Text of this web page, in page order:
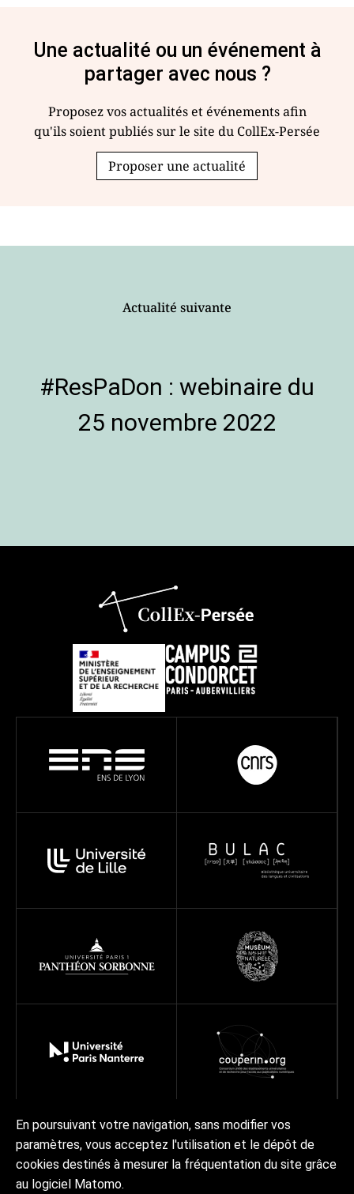
Une actualité ou un événement à
partager avec nous ?
Proposez vos actualités et événements afin
qu'ils soient publiés sur le site du CollEx-Persée
Proposer une actualité
Actualité suivante
#ResPaDon : webinaire du
25 novembre 2022
À propos Programmes Réseau
Ressources
Actualités | AgendaContact Collex-Persée
En poursuivant votre navigation, sans modifier vos
paramètres, vous acceptez l'utilisation et le dépôt de
cookies destinés à mesurer la fréquentation du site grâce
au logiciel Matomo.